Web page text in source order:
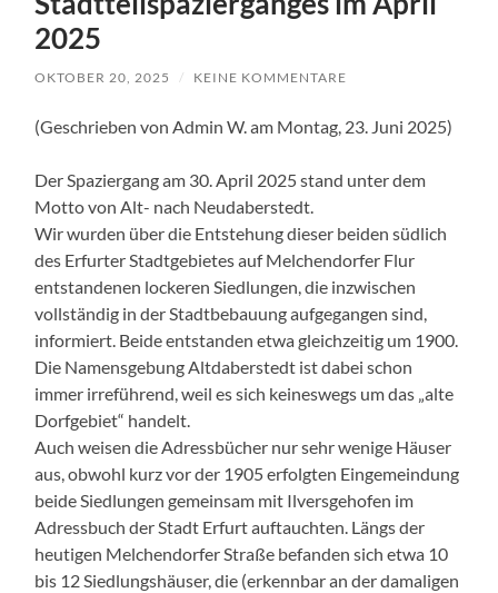
2025
OKTOBER 20, 2025 / KEINE KOMMENTARE
(Geschrieben von Admin W. am Montag, 23. Juni 2025)
Der Spaziergang am 30. April 2025 stand unter dem
Motto von Alt- nach Neudaberstedt.
Wir wurden über die Entstehung dieser beiden südlich
des Erfurter Stadtgebietes auf Melchendorfer Flur
entstandenen lockeren Siedlungen, die inzwischen
vollständig in der Stadtbebauung aufgegangen sind,
informiert. Beide entstanden etwa gleichzeitig um 1900.
Die Namensgebung Altdaberstedt ist dabei schon
immer irreführend, weil es sich keineswegs um das „alte
Dorfgebiet“ handelt.
Auch weisen die Adressbücher nur sehr wenige Häuser
aus, obwohl kurz vor der 1905 erfolgten Eingemeindung
beide Siedlungen gemeinsam mit Ilversgehofen im
Adressbuch der Stadt Erfurt auftauchten. Längs der
heutigen Melchendorfer Straße befanden sich etwa 10
bis 12 Siedlungshäuser, die (erkennbar an der damaligen